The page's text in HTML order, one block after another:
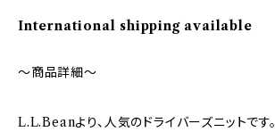
International shipping available
～商品詳細～
L.L.Beanより、人気のドライバーズニットです。